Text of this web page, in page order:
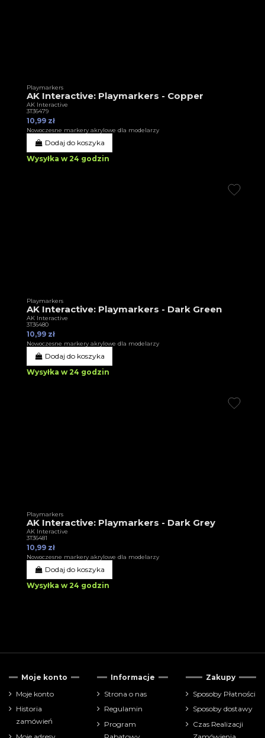
Playmarkers
AK Interactive: Playmarkers - Copper
AK Interactive
3T36479
10,99 zł
Nowoczesne markery akrylowe dla modelarzy
Dodaj do koszyka
Wysyłka w 24 godzin
Playmarkers
AK Interactive: Playmarkers - Dark Green
AK Interactive
3T36480
10,99 zł
Nowoczesne markery akrylowe dla modelarzy
Dodaj do koszyka
Wysyłka w 24 godzin
Playmarkers
AK Interactive: Playmarkers - Dark Grey
AK Interactive
3T36481
10,99 zł
Nowoczesne markery akrylowe dla modelarzy
Dodaj do koszyka
Wysyłka w 24 godzin
Moje konto
Moje konto
Historia
zamówień
Informacje
Strona o nas
Regulamin
Program
Zakupy
Sposoby Płatności
Sposoby dostawy
Czas Realizacji